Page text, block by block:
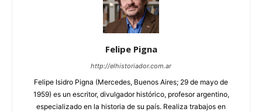
Felipe Pigna
http://elhistoriador.com.ar
Felipe Isidro Pigna (Mercedes, Buenos Aires; 29 de mayo de
1959) es un escritor, divulgador histórico, profesor argentino,
especializado en la historia de su país. Realiza trabajos en